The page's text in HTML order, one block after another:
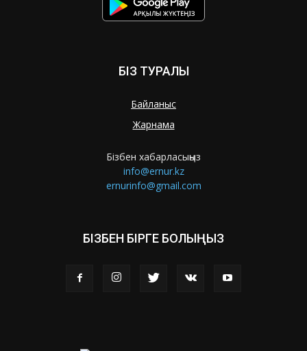
БІЗ ТУРАЛЫ
Байланыс
Жарнама
Бізбен хабарласыңыз
info@ernur.kz
ernurinfo@gmail.com
БІЗБЕН БІРГЕ БОЛЫҢЫЗ